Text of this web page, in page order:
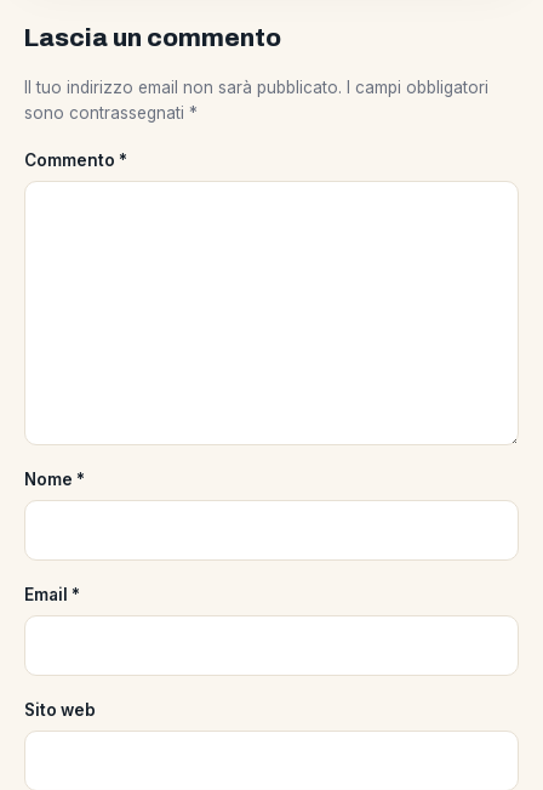
Lascia un commento
Il tuo indirizzo email non sarà pubblicato.
I campi obbligatori
sono contrassegnati *
Commento *
Nome *
Email *
Sito web